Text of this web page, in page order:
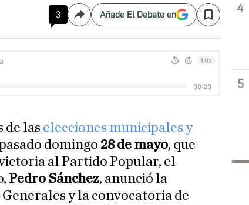
3 CompartirAñade El Debate en Save
de las elecciones municipales y
domingo 28 de mayo, que
al Partido Popular, el
Pedro Sánchez, anunció la
y la convocatoria de